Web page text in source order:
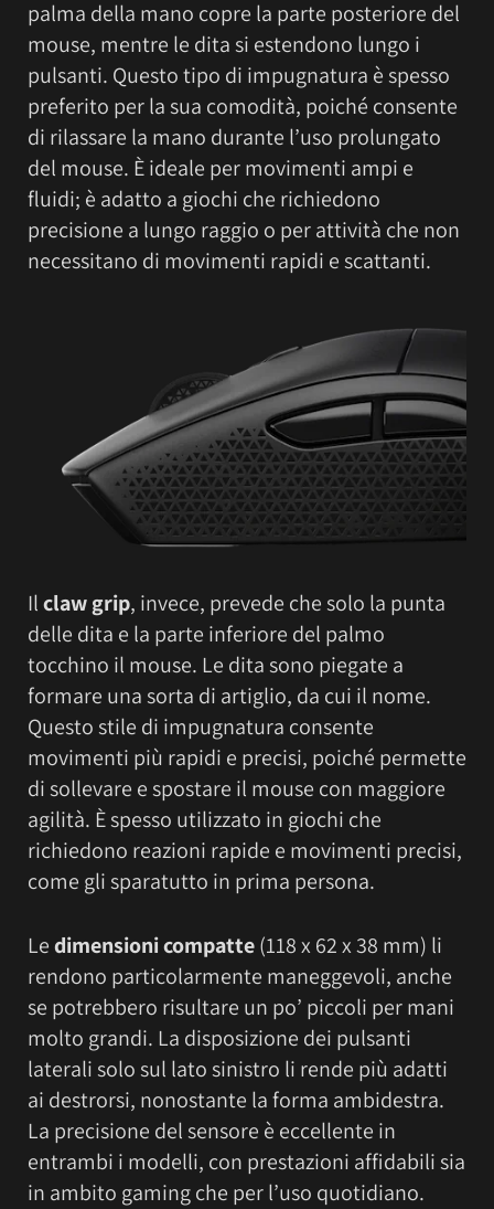
palma della mano copre la parte posteriore del
mouse, mentre le dita si estendono lungo i
pulsanti. Questo tipo di impugnatura è spesso
preferito per la sua comodità, poiché consente
di rilassare la mano durante l’uso prolungato
del mouse. È ideale per movimenti ampi e
fluidi; è adatto a giochi che richiedono
precisione a lungo raggio o per attività che non
necessitano di movimenti rapidi e scattanti.
Ilclaw grip, invece, prevede che solo la punta
delle dita e la parte inferiore del palmo
tocchino il mouse. Le dita sono piegate a
formare una sorta di artiglio, da cui il nome.
Questo stile di impugnatura consente
movimenti più rapidi e precisi, poiché permette
di sollevare e spostare il mouse con maggiore
agilità. È spesso utilizzato in giochi che
richiedono reazioni rapide e movimenti precisi,
come gli sparatutto in prima persona.
Ledimensioni compatte(118 x 62 x 38 mm) li
rendono particolarmente maneggevoli, anche
se potrebbero risultare un po’ piccoli per mani
molto grandi. La disposizione dei pulsanti
laterali solo sul lato sinistro li rende più adatti
ai destrorsi, nonostante la forma ambidestra.
La precisione del sensore è eccellente in
entrambi i modelli, con prestazioni affidabili sia
in ambito gaming che per l’uso quotidiano.